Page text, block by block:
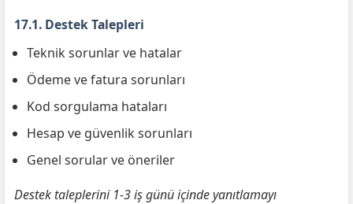
17.1. Destek Talepleri
Teknik sorunlar ve hatalar
Ödeme ve fatura sorunları
Kod sorgulama hataları
Hesap ve güvenlik sorunları
Genel sorular ve öneriler
Destek taleplerini 1-3 iş günü içinde yanıtlamayı